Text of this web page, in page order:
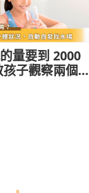
量要到 2000
子觀察兩個身
喝水